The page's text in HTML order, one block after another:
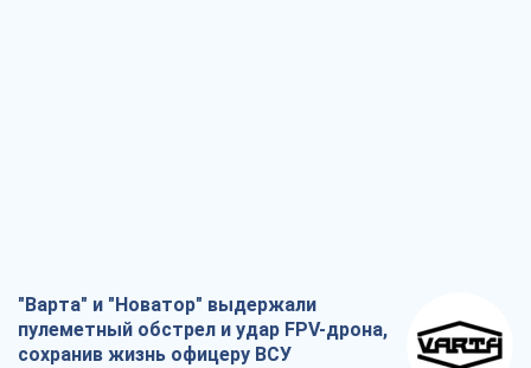
"Варта" и "Новатор" выдержали
пулеметный обстрел и удар FPV-дрона,
сохранив жизнь офицеру ВСУ